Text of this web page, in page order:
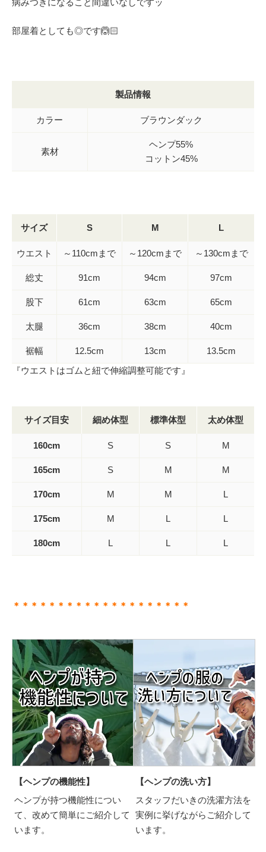
病みつきになること間違いなしですッ
部屋着としても◎です🙆🏻
製品情報
カラー ブラウンダック
素材
ヘンプ55%
コットン45%
サイズ S M L
ウエスト ～110cmまで ～120cmまで ～130cmまで
総丈 91cm 94cm 97cm
股下 61cm 63cm 65cm
太腿 36cm 38cm 40cm
裾幅 12.5cm 13cm
13.5cm
『ウエストはゴムと紐で伸縮調整可能です』
サイズ目安 細め体型 標準体型 太め体型
160cm S S M
165cm S M M
170cm M M L
175cm M L L
180cm L L L
＊＊＊＊＊＊＊＊＊＊＊＊＊＊＊＊＊＊＊＊
【ヘンプの機能性】
ヘンプが持つ機能性につい
て、改めて簡単にご紹介して
います。
【ヘンプの洗い方】
スタッフだいきの洗濯方法を
実例に挙げながらご紹介して
います。